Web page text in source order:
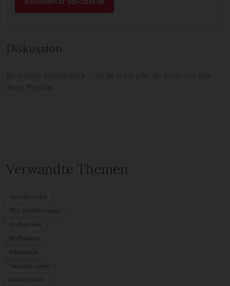
Diskussion
Verwandte Themen
Schnittmuster
PDF-Schnittmuster
Stoffrechner
Stofflexikon
Nählexikon
Taschen nähen
Selber nähen